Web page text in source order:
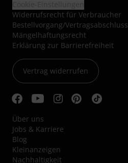
Widerrufsrecht für Verbraucher
Bestellvorgang/Vertragsabschluss
Mängelhaftungsrecht
Erklärung zur Barrierefreiheit
Vertrag widerrufen
Über uns
Jobs & Karriere
Blog
Kleinanzeigen
Nachhaltigkeit